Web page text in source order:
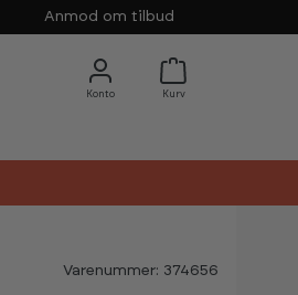
Anmod om tilbud
Varenummer: 374656